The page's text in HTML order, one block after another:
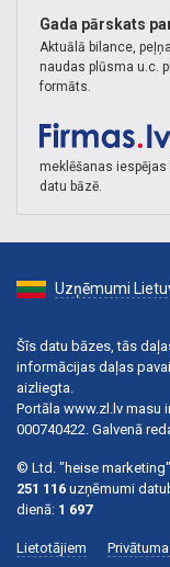
Gada pārskats
Aktuālā bilance,
naudas plūsma u.c.
formāts.
meklēšanas
datu bāzē.
Uzņēmumi
Šīs datu bāzes, tās
informācijas daļas
aizliegta.
Portāla www.zl.lv masu
000740422. Galvenā
© Ltd. "heise
251 116 uzņēmumi
dienā: 1 697
Lietotājiem